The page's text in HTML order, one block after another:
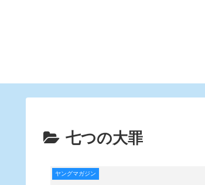
七つの大罪
ヤングマガジン